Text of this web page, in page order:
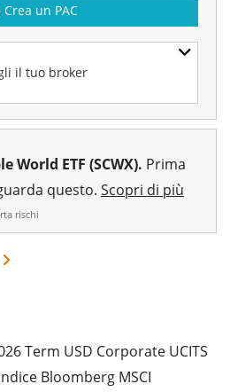
il tuo broker
Crea un PAC
World ETF (SCWX). Prima
questo. Scopri di più
rischi
Term USD Corporate UCITS
Bloomberg MSCI